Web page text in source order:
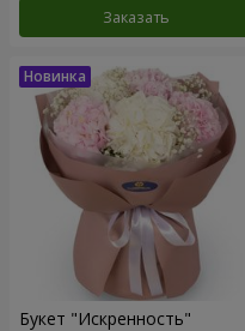
Заказать
Букет "Искренность"